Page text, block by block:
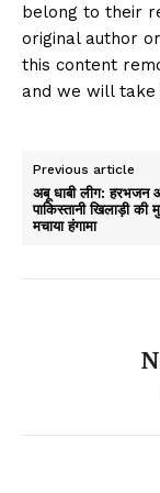
belong to their
original author
this content
and we will take
Previous article
अबू धाबी लीग: हरभजन
पाकिस्तानी खिलाड़ी की
मचाया हंगामा